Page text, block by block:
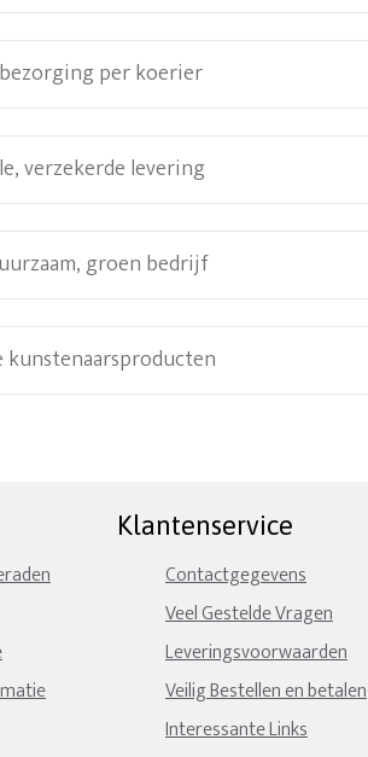
per koerier
verzekerde levering
groen bedrijf
Klantenservice
Contactgegevens
Veel Gestelde Vragen
Leveringsvoorwaarden
Veilig Bestellen en betalen
Interessante Links